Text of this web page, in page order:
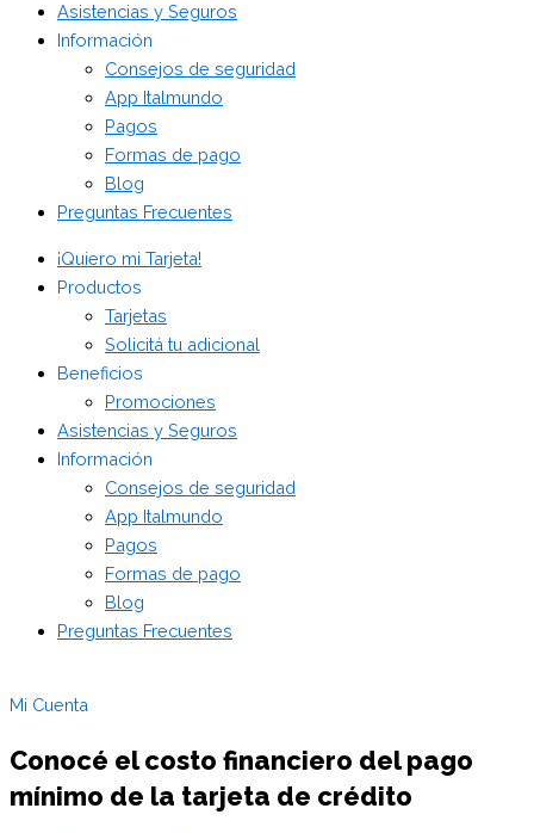
Asistencias y Seguros
Información
Consejos de seguridad
App Italmundo
Pagos
Formas de pago
Blog
Preguntas Frecuentes
¡Quiero mi Tarjeta!
Productos
Tarjetas
Solicitá tu adicional
Beneficios
Promociones
Asistencias y Seguros
Información
Consejos de seguridad
App Italmundo
Pagos
Formas de pago
Blog
Preguntas Frecuentes
Mi Cuenta
Conocé el costo financiero del pago
mínimo de la tarjeta de crédito